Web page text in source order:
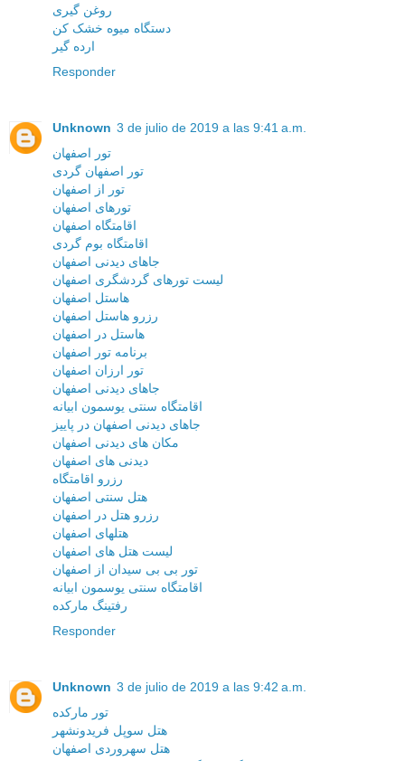
روغن گیری
دستگاه میوه خشک کن
ارده گیر
Responder
Unknown 3 de julio de 2019 a las 9:41 a.m.
تور اصفهان
تور اصفهان گردی
تور از اصفهان
تورهای اصفهان
اقامتگاه اصفهان
اقامتگاه بوم گردی
جاهای دیدنی اصفهان
لیست تورهای گردشگری اصفهان
هاستل اصفهان
رزرو هاستل اصفهان
هاستل در اصفهان
برنامه تور اصفهان
تور ارزان اصفهان
جاهای دیدنی اصفهان
اقامتگاه سنتی یوسمون ابیانه
جاهای دیدنی اصفهان در پاییز
مکان های دیدنی اصفهان
دیدنی های اصفهان
رزرو اقامتگاه
هتل سنتی اصفهان
رزرو هتل در اصفهان
هتلهای اصفهان
لیست هتل های اصفهان
تور بی بی سیدان از اصفهان
اقامتگاه سنتی یوسمون ابیانه
رفتینگ مارکده
Responder
Unknown 3 de julio de 2019 a las 9:42 a.m.
تور مارکده
هتل سوپل فریدونشهر
هتل سهروردی اصفهان